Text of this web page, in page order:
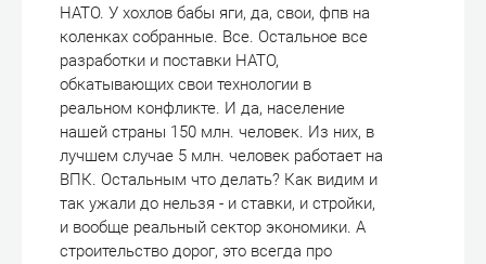
НАТО. У хохлов бабы яги, да, свои, фпв на
коленках собранные. Все. Остальное все
разработки и поставки НАТО,
обкатывающих свои технологии в
реальном конфликте. И да, население
нашей страны 150 млн. человек. Из них, в
лучшем случае 5 млн. человек работает на
ВПК. Остальным что делать? Как видим и
так ужали до нельзя - и ставки, и стройки,
и вообще реальный сектор экономики. А
строительство дорог, это всегда про